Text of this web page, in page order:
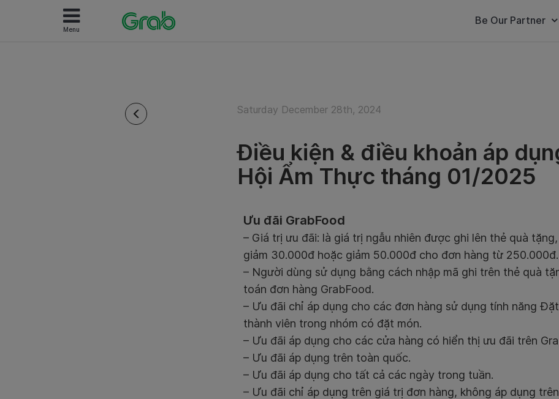
Menu
Be Our Partner
Saturday December 28th, 2024
Điều kiện & điều khoản áp
Hội Ẩm Thực tháng 01/2025
Ưu đãi GrabFood
– Giá trị ưu đãi: là giá trị ngẫu nhiên được ghi lên thẻ quà
giảm 30.000đ hoặc giảm 50.000đ cho đơn hàng từ 250.000đ.
– Người dùng sử dụng bằng cách nhập mã ghi trên thẻ quà
toán đơn hàng GrabFood.
– Ưu đãi chỉ áp dụng cho các đơn hàng sử dụng tính năng
thành viên trong nhóm có đặt món.
– Ưu đãi áp dụng cho các cửa hàng có hiển thị ưu đãi trên
– Ưu đãi áp dụng trên toàn quốc.
– Ưu đãi áp dụng cho tất cả các ngày trong tuần.
– Ưu đãi chỉ áp dụng trên giá trị đơn hàng, không áp dụng